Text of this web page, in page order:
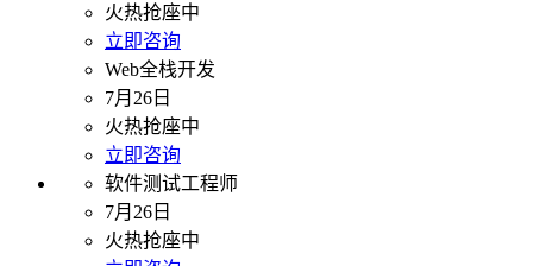
火热抢座中
立即咨询
Web全栈开发
7月26日
火热抢座中
立即咨询
软件测试工程师
7月26日
火热抢座中